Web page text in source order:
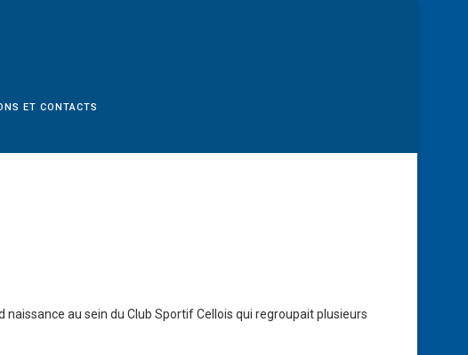
ET CONTACTS
naissance au sein du Club Sportif Cellois qui regroupait plusieurs